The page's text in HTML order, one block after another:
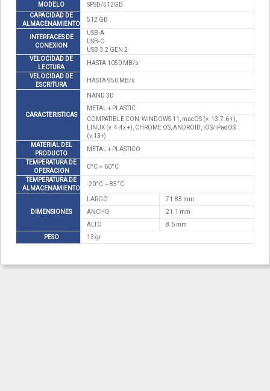
MODELO
SPSD/512GB
CAPACIDAD DE
ALMACENAMIENTO
512 GB
INTERFACES DE
CONEXION
USB-A
USB-C
USB 3.2 GEN 2
VELOCIDAD DE
LECTURA
HASTA 1050 MB/s
VELOCIDAD DE
ESCRITURA
HASTA 950 MB/s
CARACTERISTICAS
NAND 3D
METAL + PLASTIC
COMPATIBLE CON: WINDOWS 11, macOS (v. 13.7.6 +),
LINUX (v. 4.4x +), CHROME OS, ANDROID, iOS/iPadOS
(v.13+)
MATERIAL DEL
PRODUCTO
METAL + PLASTICO
TEMPERATURA DE
OPERACION
0°C ~ 60°C
TEMPERATURA DE
ALMACENAMIENTO
-20°C ~ 85°C
DIMENSIONES
LARGO
71.85 mm
ANCHO
21.1 mm
ALTO
8.6 mm
PESO
13 gr